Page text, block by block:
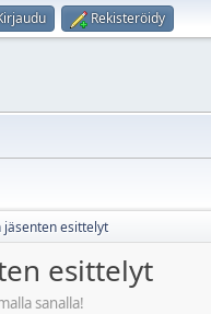
Rekisteröidy
jäsenten esittelyt
esittelyt
sanalla!